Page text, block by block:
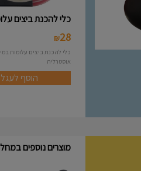
כלי להכנת ביצים
28
₪
אוסטרליה
הוסף
מוצרים נוספים